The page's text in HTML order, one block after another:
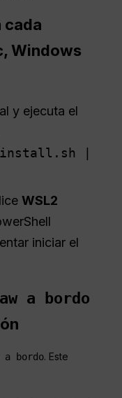
cada
Windows
y ejecuta el
|
WSL2
iniciar el
a bordo
a bordo. Este